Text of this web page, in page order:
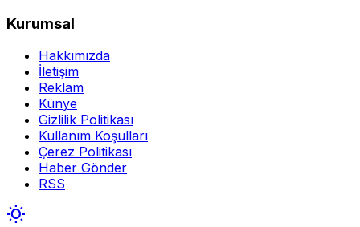
Kurumsal
Hakkımızda
İletişim
Reklam
Künye
Gizlilik Politikası
Kullanım Koşulları
Çerez Politikası
Haber Gönder
RSS
wb_sunny